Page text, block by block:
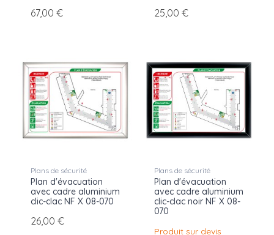
67,00 € 25,00 €
Plans de sécurité
Plan d'évacuation
avec cadre aluminium
clic-clac NF X 08-070
26,00 €
Plans de sécurité
Plan d'évacuation
avec cadre aluminium
clic-clac noir NF X 08-
070
Produit sur devis